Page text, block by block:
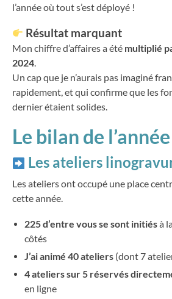
l’année où tout s’est déployé !
Résultat marquant
Mon chiffre d’affaires a été multiplié
2024
Un cap que je n’aurais pas imaginé
rapidement, et qui confirme que les
dernier étaient solides.
Le bilan de l’année
Les ateliers
Les ateliers ont occupé une place
cette année.
225 d’entre vous se sont initiésà
côtés
J’ai animé 40 ateliers (dont 7
4 ateliers sur 5 réservés
en ligne